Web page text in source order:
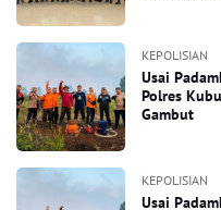
KEPOLISIAN
Usai
Polres
Gambut
KEPOLISIAN
Usai